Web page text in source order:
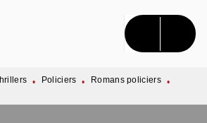
CONTENU
• Policiers • Romans policiers •